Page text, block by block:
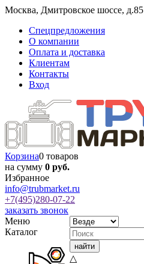
Москва, Дмитровское шоссе, д.85
Спецпредложения
О компании
Оплата и доставка
Клиентам
Контакты
Вход
Корзина0 товаров
на сумму 0 руб.
Избранное
info@trubmarket.ru
+7(495)280-07-22
заказать звонок
Меню
Каталог
△